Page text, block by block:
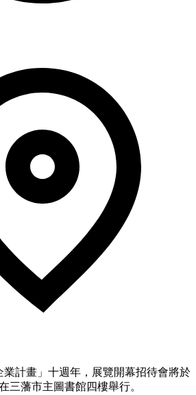
計畫」十週年，展覽開幕招待會將於
三藩市主圖書館四樓舉行。